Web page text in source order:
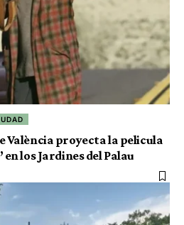
València proyecta la pelicula
los Jardines del Palau